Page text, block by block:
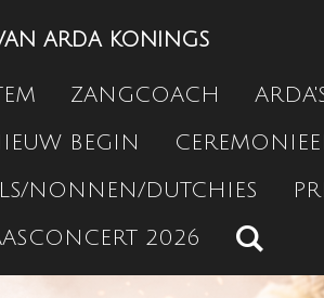
ARDA KONINGS
ZANGCOACH
BEGIN
NONNEN/DUTCHIES
2026